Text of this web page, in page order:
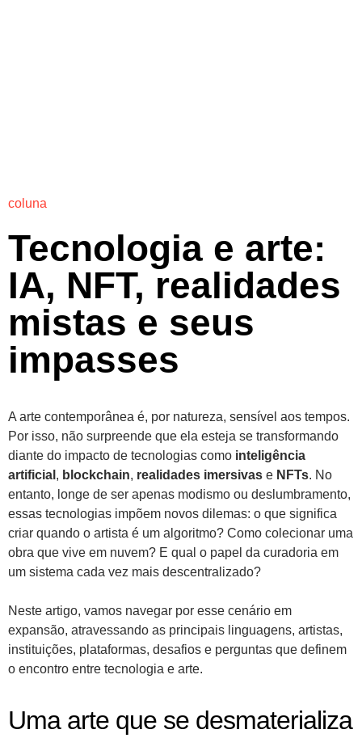
coluna
Tecnologia e arte:
IA, NFT, realidades
mistas e seus
impasses
A arte contemporânea é, por natureza, sensível aos tempos.
Por isso, não surpreende que ela esteja se transformando
diante do impacto de tecnologias como inteligência
artificial , blockchain, realidades imersivas e NFTs. No
entanto, longe de ser apenas modismo ou deslumbramento,
essas tecnologias impõem novos dilemas: o que significa
criar quando o artista é um algoritmo? Como colecionar uma
obra que vive em nuvem? E qual o papel da curadoria em
um sistema cada vez mais descentralizado?
Neste artigo, vamos navegar por esse cenário em
expansão, atravessando as principais linguagens, artistas,
instituições, plataformas, desafios e perguntas que definem
o encontro entre tecnologia e arte.
Uma arte que se desmaterializa